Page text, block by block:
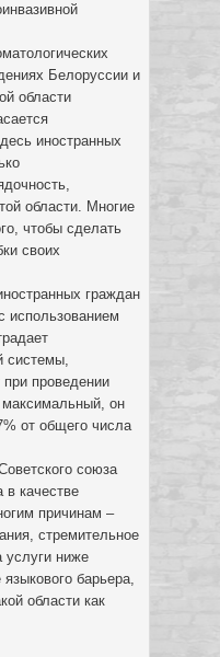
Белоруссии и
области
иностранных
области. Многие
чтобы сделать
своих
граждан
использованием
системы,
проведении
максимальный, он
от общего числа
союза
в качестве
причинам –
стремительное
услуги ниже
барьера,
области как